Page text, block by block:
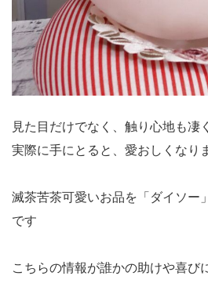
見た目だけでなく、触り心地も凄
実際に手にとると、愛おしくなり
滅茶苦茶可愛いお品を「ダイソー
です
こちらの情報が誰かの助けや喜び